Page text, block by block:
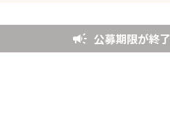
公募期限が終